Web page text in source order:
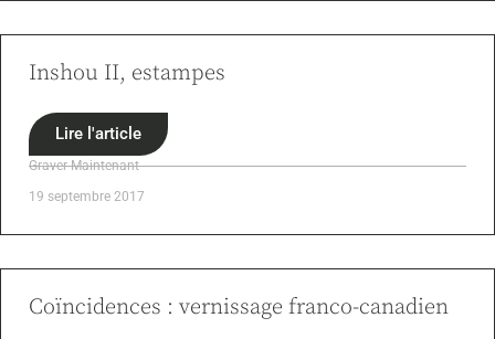
Inshou II, estampes
Lire l'article
Graver Maintenant
19 septembre 2017
Coïncidences : vernissage franco-canadien